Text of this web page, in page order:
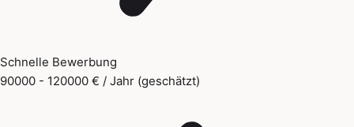
Schnelle Bewerbung
90000 - 120000 € / Jahr (geschätzt)